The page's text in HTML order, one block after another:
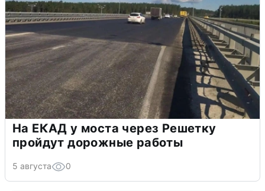
На ЕКАД у моста через Решетку
пройдут дорожные работы
5 августа 0